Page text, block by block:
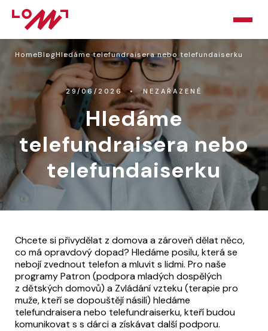
HOME
O LOMU
KURZY
PORADNA
PODPOŘTE NÁS
BLOG
HomeBlogHledáme telefundraisera nebo telefundaiserku
29/06/2026 NEZAŘAZENÉ
Hledáme
telefundraisera nebo
telefundaiserku
Chcete si přivydělat z domova a zároveň dělat něco,
co má opravdový dopad? Hledáme posilu, která se
nebojí zvednout telefon a mluvit s lidmi. Pro naše
programy Patron (podpora mladých dospělých
z dětských domovů) a Zvládání vzteku (terapie pro
muže, kteří se dopouštějí násilí) hledáme
telefundraisera nebo telefundraiserku, kteří budou
komunikovat s s dárci a získávat další podporu.